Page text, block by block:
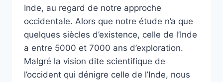
Inde, au regard de notre approche
occidentale. Alors que notre étude n’a que
quelques siècles d’existence, celle de l’Inde
a entre 5000 et 7000 ans d’exploration.
Malgré la vision dite scientifique de
l’occident qui dénigre celle de l’Inde, nous